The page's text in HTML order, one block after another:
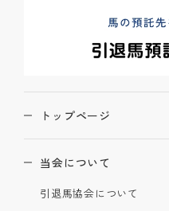
トップページ
当会について
引退馬協会について